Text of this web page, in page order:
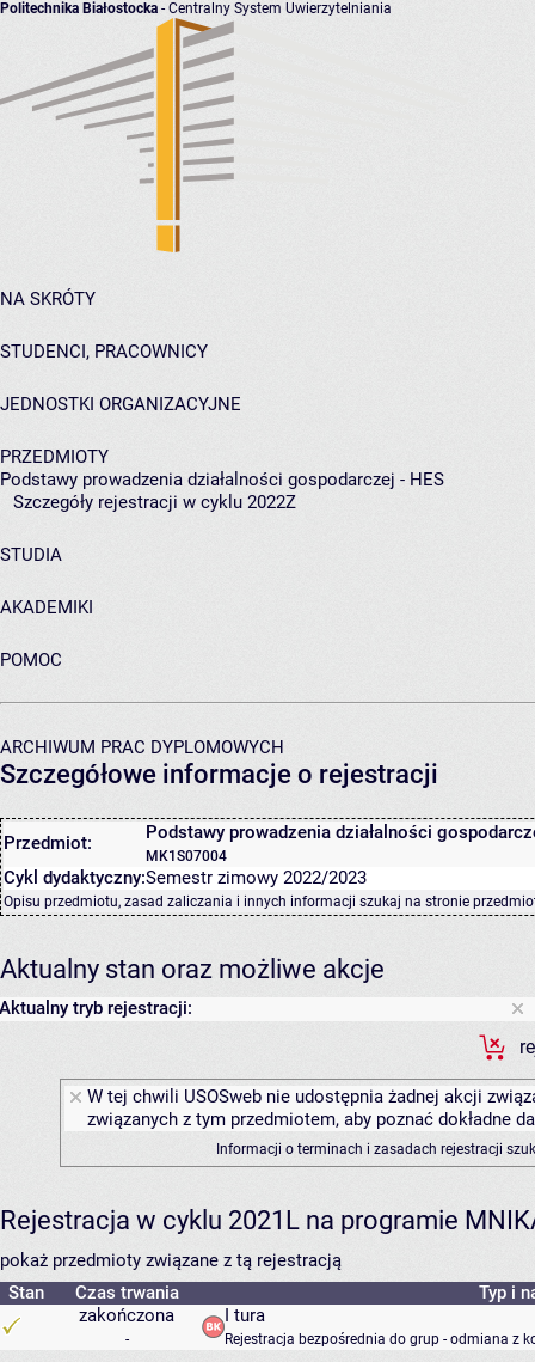
Politechnika Białostocka - Centralny System Uwierzytelniania
NA SKRÓTY
STUDENCI, PRACOWNICY
JEDNOSTKI ORGANIZACYJNE
PRZEDMIOTY
Podstawy prowadzenia działalności gospodarczej - HES
Szczegóły rejestracji w cyklu 2022Z
STUDIA
AKADEMIKI
POMOC
ARCHIWUM PRAC DYPLOMOWYCH
Szczegółowe informacje o rejestracji
Przedmiot: Podstawy prowadzenia działalności
MK1S07004
Cykl dydaktyczny:Semestr zimowy 2022/2023
Opisu przedmiotu, zasad zaliczania i innych informacji szukaj na stronie
Aktualny stan oraz możliwe akcje
Aktualny tryb rejestracji:
W tej chwili USOSweb nie udostępnia żadnej akcji
związanych z tym przedmiotem, aby poznać dokładne
Informacji o terminach i zasadach rejestracji
Rejestracja w cyklu 2021L na programie
pokaż przedmioty związane z tą rejestracją
Stan
Czas trwania
Typ i
zakończona
-
I tura
Rejestracja bezpośrednia do grup - odmiana z